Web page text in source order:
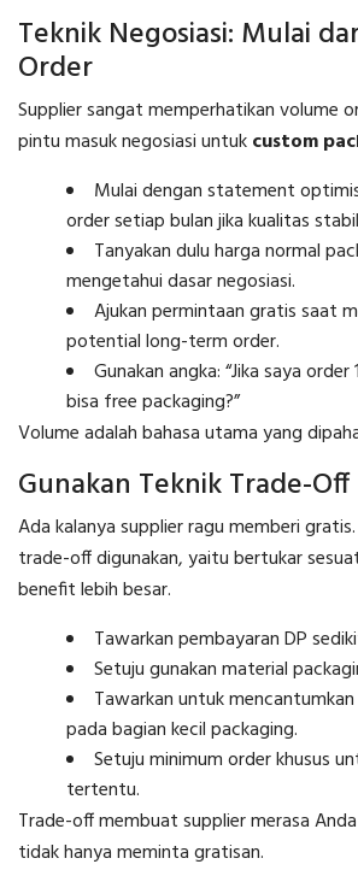
Teknik Negosiasi: Mulai
Order
Supplier sangat memperhatikan volume
pintu masuk negosiasi untukcustom
Mulai dengan statement
order setiap bulan jika kualitas
Tanyakan dulu harga normal
mengetahui dasar negosiasi.
Ajukan permintaan gratis saat
potential long-term order.
Gunakan angka: “Jika saya
bisa free packaging?”
Volume adalah bahasa utama yang
Gunakan Teknik Trade-Off
Ada kalanya supplier ragu memberi
trade-off digunakan, yaitu bertukar
benefit lebih besar.
Tawarkan pembayaran DP
Setuju gunakan material
Tawarkan untuk
pada bagian kecil packaging.
Setuju minimum order khusus
tertentu.
Trade-off membuat supplier merasa
tidak hanya meminta gratisan.